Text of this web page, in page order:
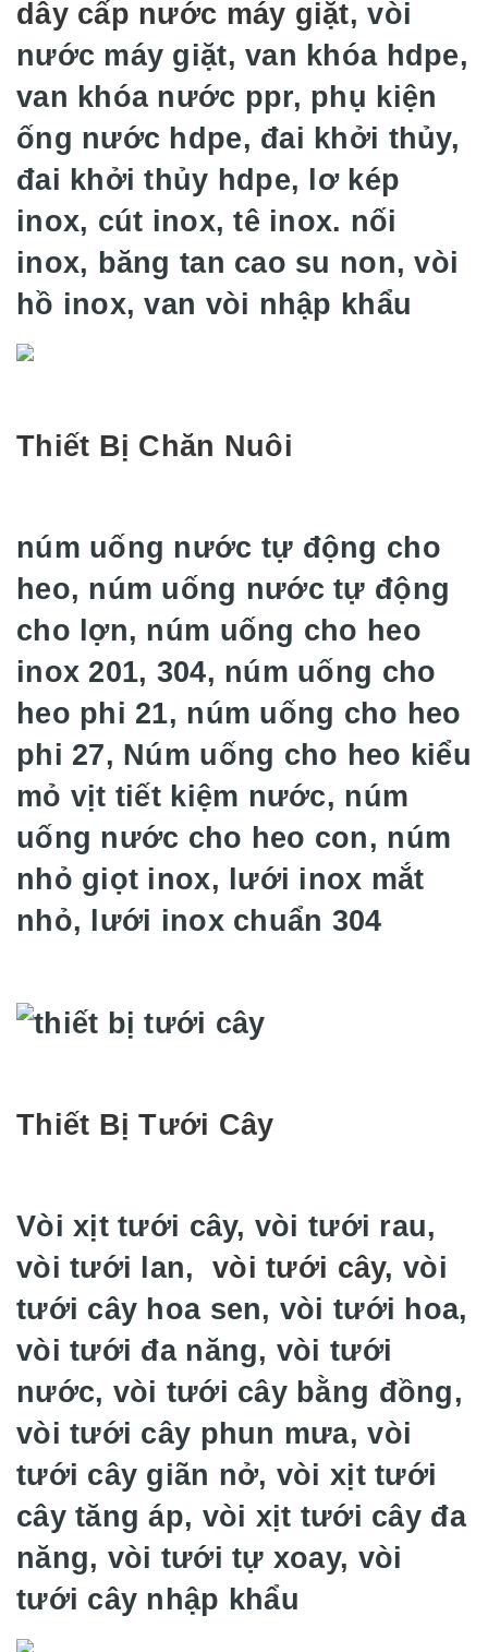
dây cấp nước máy giặt, vòi
nước máy giặt, van khóa hdpe,
van khóa nước ppr, phụ kiện
ống nước hdpe, đai khởi thủy,
đai khởi thủy hdpe, lơ kép
inox, cút inox, tê inox. nối
inox, băng tan cao su non, vòi
hồ inox, van vòi nhập khẩu
Thiết Bị Chăn Nuôi
núm uống nước tự động cho
heo, núm uống nước tự động
cho lợn, núm uống cho heo
inox 201, 304, núm uống cho
heo phi 21, núm uống cho heo
phi 27, Núm uống cho heo kiểu
mỏ vịt tiết kiệm nước, núm
uống nước cho heo con, núm
nhỏ giọt inox, lưới inox mắt
nhỏ, lưới inox chuẩn 304
Thiết Bị Tưới Cây
Vòi xịt tưới cây, vòi tưới rau,
vòi tưới lan,vòi tưới cây, vòi
tưới cây hoa sen, vòi tưới hoa,
vòi tưới đa năng, vòi tưới
nước, vòi tưới cây bằng đồng,
vòi tưới cây phun mưa, vòi
tưới cây giãn nở, vòi xịt tưới
cây tăng áp, vòi xịt tưới cây đa
năng, vòi tưới tự xoay, vòi
tưới cây nhập khẩu